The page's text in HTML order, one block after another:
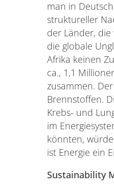
man in
struktureller
der Länder,
die globale
Afrika keinen
ca., 1,1
zusammen.
Brennstoffen.
Krebs- und
im
könnten,
ist Energie ein
Sustainability